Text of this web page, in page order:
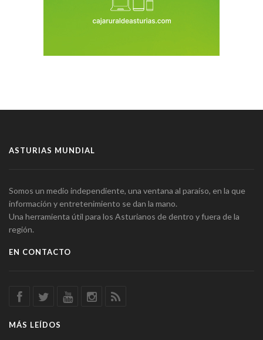
ASTURIAS MUNDIAL
Somos un medio independiente, una ventana al paraíso, en la que
información y entretenimiento se dan la mano.
Una herramienta útil para los Asturianos de dentro y fuera de la
región.
EN CONTACTO
MÁS LEÍDOS